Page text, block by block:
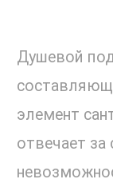
Душевой
элемент
отвечает